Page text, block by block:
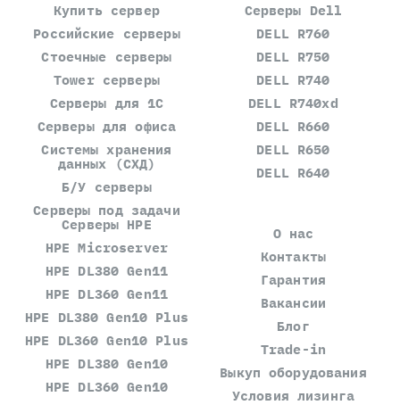
Купить сервер
Российские серверы
Стоечные серверы
Tower серверы
Серверы для 1С
Серверы для офиса
Системы хранения
данных (СХД)
Б/У серверы
Серверы под задачи
Серверы Dell
DELL R760
DELL R750
DELL R740
DELL R740xd
DELL R660
DELL R650
DELL R640
Серверы HPE
HPE Microserver
HPE DL380 Gen11
HPE DL360 Gen11
HPE DL380 Gen10 Plus
HPE DL360 Gen10 Plus
HPE DL380 Gen10
HPE DL360 Gen10
О нас
Контакты
Гарантия
Вакансии
Блог
Trade-in
Выкуп оборудования
Условия лизинга